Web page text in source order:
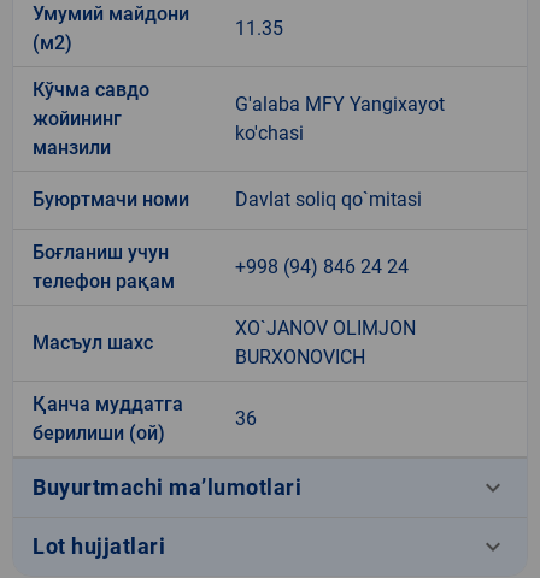
Умумий майдони
(м2)
11.35
Кўчма савдо
жойининг
манзили
G'alaba MFY Yangixayot
ko'chasi
Буюртмачи номи Davlat soliq qo`mitasi
Боғланиш учун
телефон рақам
+998 (94) 846 24 24
Масъул шахс
XO`JANOV OLIMJON
BURXONOVICH
Қанча муддатга
берилиши (ой)
36
Buyurtmachi ma’lumotlari keyboard_arrow_down
Lot hujjatlari keyboard_arrow_down